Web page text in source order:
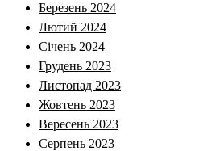
Березень 2024
Лютий 2024
Січень 2024
Грудень 2023
Листопад 2023
Жовтень 2023
Вересень 2023
Серпень 2023